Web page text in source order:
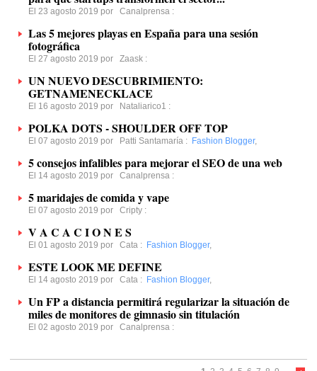
El 23 agosto 2019 por Canalprensa :
Las 5 mejores playas en España para una sesión
fotográfica
El 27 agosto 2019 por Zaask :
UN NUEVO DESCUBRIMIENTO:
GETNAMENECKLACE
El 16 agosto 2019 por Nataliarico1 :
POLKA DOTS - SHOULDER OFF TOP
El 07 agosto 2019 por Patti Santamaría : Fashion Blogger,
5 consejos infalibles para mejorar el SEO de una web
El 14 agosto 2019 por Canalprensa :
5 maridajes de comida y vape
El 07 agosto 2019 por Cripty :
V A C A C I O N E S
El 01 agosto 2019 por Cata : Fashion Blogger,
ESTE LOOK ME DEFINE
El 14 agosto 2019 por Cata : Fashion Blogger,
Un FP a distancia permitirá regularizar la situación de
miles de monitores de gimnasio sin titulación
El 02 agosto 2019 por Canalprensa :